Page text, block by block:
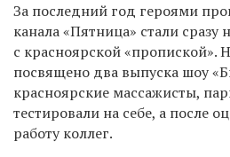
За последний год героями
канала «Пятница» стали сразу
с красноярской «пропиской».
посвящено два выпуска шоу
красноярские массажисты,
тестировали на себе, а после
работу коллег.